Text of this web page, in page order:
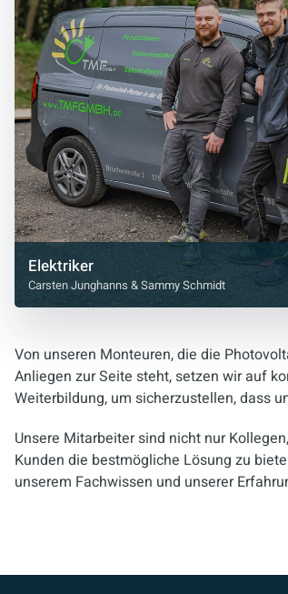
Elektriker
Carsten Junghanns & Sammy Schmidt
Von unseren Monteuren, die die
Anliegen zur Seite steht, setzen wir auf
Weiterbildung, um sicherzustellen, dass
Unsere Mitarbeiter sind nicht nur
Kunden die bestmögliche Lösung zu
unserem Fachwissen und unserer